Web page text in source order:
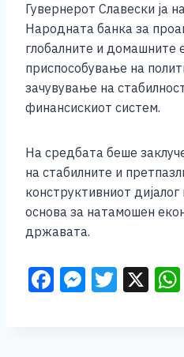
Гувернерот Славески ја
Народната банка за
глобалните и
приспособување на
зачувување на
финансискиот систем.
На средбата беше
на стабилните и
конструктивниот
основа за натамошен
државата.
F M T X